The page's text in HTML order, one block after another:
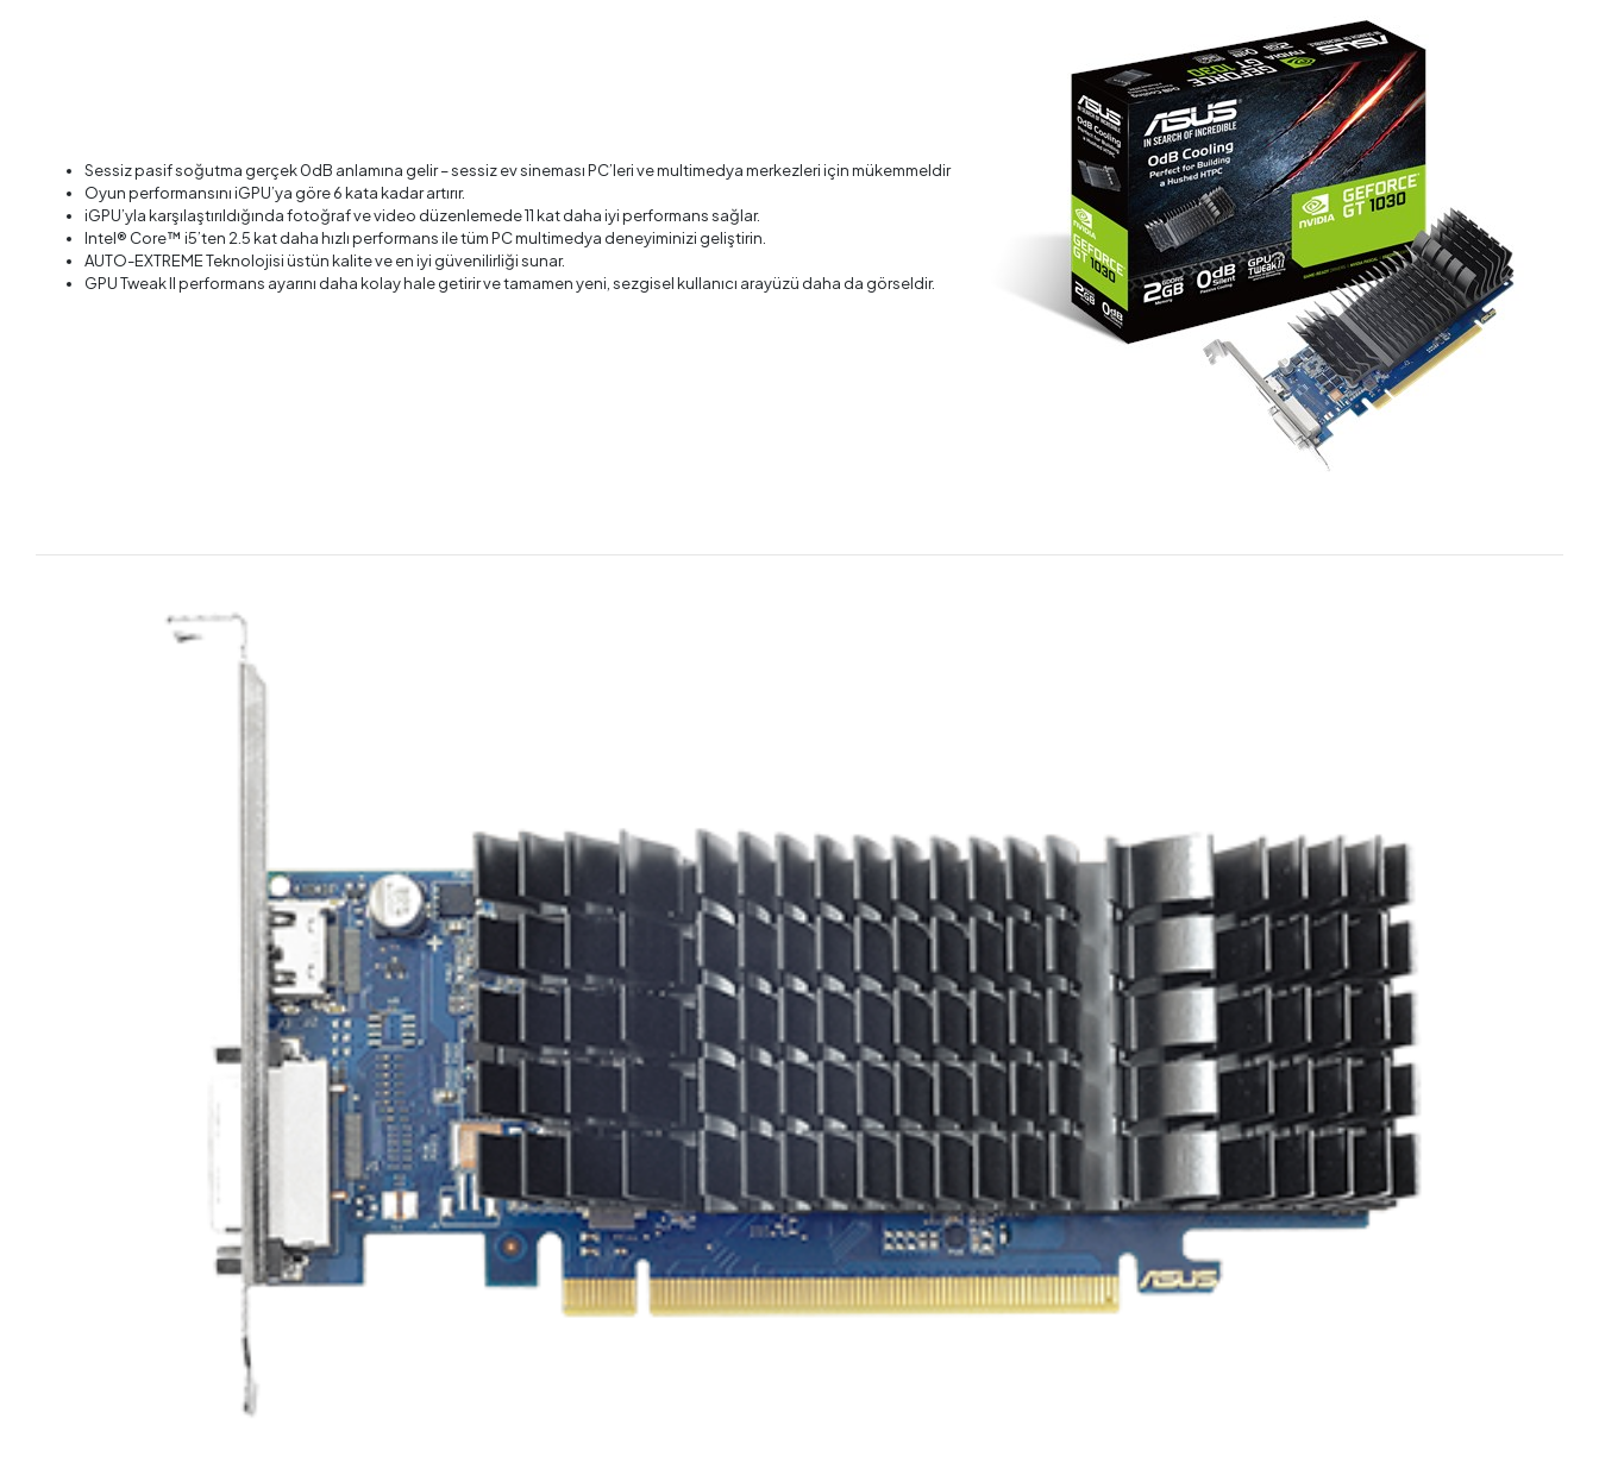
Sessiz pasif soğutma gerçek 0dB anlamına gelir – sessiz ev sineması PC’leri ve multimedya merkezleri için mükemmeldir
Oyun performansını iGPU’ya göre 6 kata kadar artırır.
iGPU’yla karşılaştırıldığında fotoğraf ve video düzenlemede 11 kat daha iyi performans sağlar.
Intel® Core™ i5’ten 2.5 kat daha hızlı performans ile tüm PC multimedya deneyiminizi geliştirin.
AUTO-EXTREME Teknolojisi üstün kalite ve en iyi güvenilirliği sunar.
GPU Tweak II performans ayarını daha kolay hale getirir ve tamamen yeni, sezgisel kullanıcı arayüzü daha da görseldir.